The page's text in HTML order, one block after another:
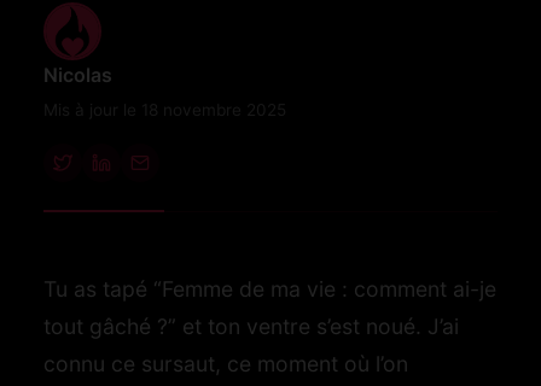
Nicolas
Tu as tapé “Femme de ma vie : comment ai-je
tout gâché ?” et ton ventre s’est noué. J’ai
connu ce sursaut, ce moment où l’on